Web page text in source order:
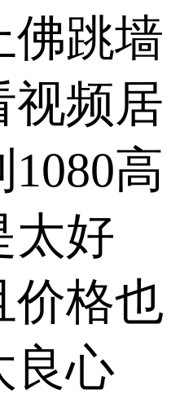
佛跳墙
视频居
高
太好
价格也
良心